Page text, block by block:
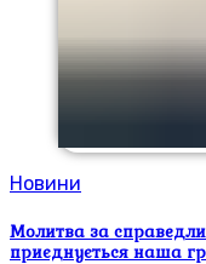
Новини
Молитва за
приєднується наша